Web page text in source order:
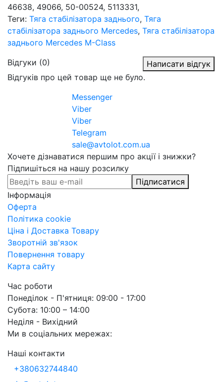
46638, 49066, 50-00524, 5113331,
Теги: Тяга стабілізатора заднього, Тяга
стабілізатора заднього Mercedes, Тяга стабілізатора
заднього Mercedes M-Class
Відгуки (0)
Написати відгук
Відгуків про цей товар ще не було.
Messenger
Viber
Viber
Telegram
sale@avtolot.com.ua
Хочете дізнаватися першим про акції і знижки?
Підпишіться на нашу розсилку
Підписатися
Інформація
Оферта
Політика cookie
Ціна і Доставка Товару
Зворотній зв'язок
Повернення товару
Карта сайту
Час роботи
Понеділок - П'ятниця: 09:00 - 17:00
Субота: 10:00 – 14:00
Неділя - Вихідний
Ми в соціальних мережах:
Наші контакти
+380632744840